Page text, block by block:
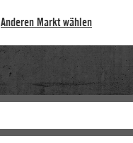
Anderen Markt wählen